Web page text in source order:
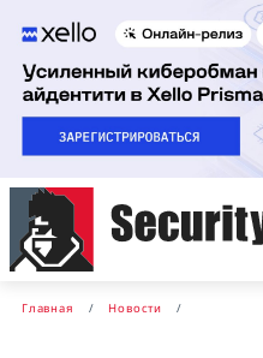
Главная Новости